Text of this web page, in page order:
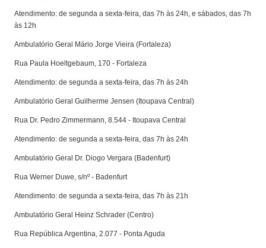
Atendimento: de segunda a sexta-feira, das 7h às 24h, e sábados, das 7h
às 12h
Ambulatório Geral Mário Jorge Vieira (Fortaleza)
Rua Paula Hoeltgebaum, 170 - Fortaleza
Atendimento: de segunda a sexta-feira, das 7h às 24h
Ambulatório Geral Guilherme Jensen (Itoupava Central)
Rua Dr. Pedro Zimmermann, 8.544 - Itoupava Central
Atendimento: de segunda a sexta-feira, das 7h às 24h
Ambulatório Geral Dr. Diogo Vergara (Badenfurt)
Rua Werner Duwe, s/nº - Badenfurt
Atendimento: de segunda a sexta-feira, das 7h às 21h
Ambulatório Geral Heinz Schrader (Centro)
Rua República Argentina, 2.077 - Ponta Aguda